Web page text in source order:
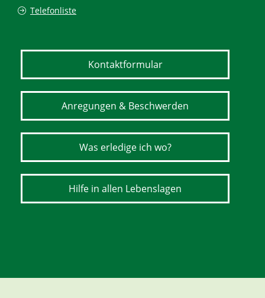
Telefonliste
Kontaktformular
Anregungen & Beschwerden
Was erledige ich wo?
Hilfe in allen Lebenslagen